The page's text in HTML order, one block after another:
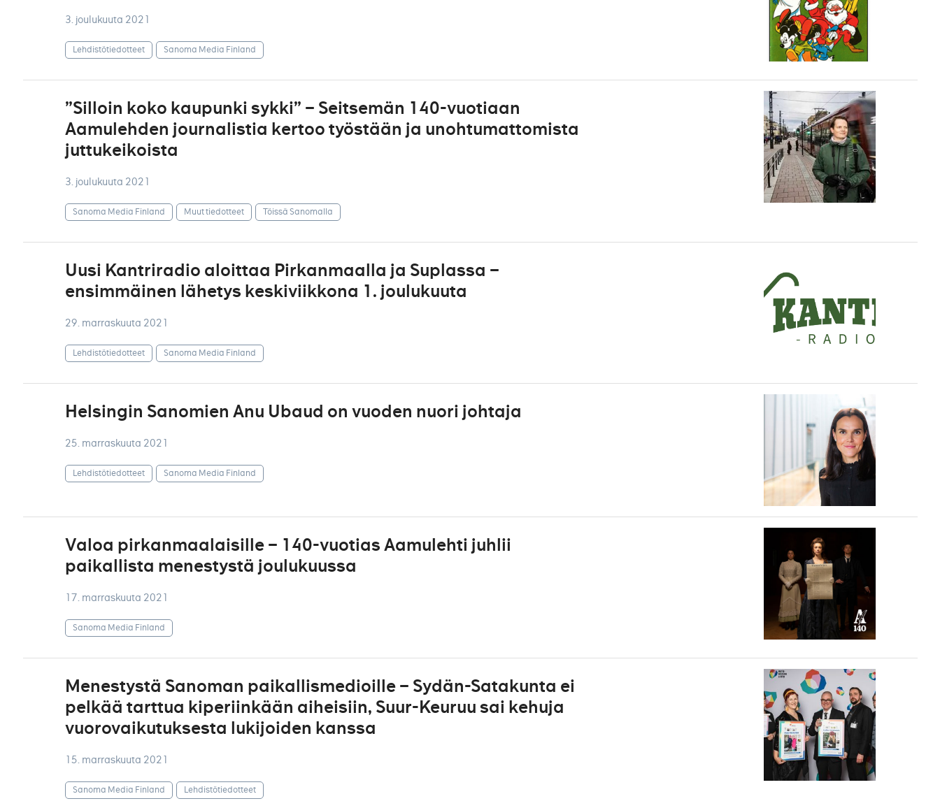
3. joulukuuta 2021
Lehdistötiedotteet Sanoma Media Finland
”Silloin koko kaupunki sykki” – Seitsemän 140-vuotiaan
Aamulehden journalistia kertoo työstään ja unohtumattomista
juttukeikoista
3. joulukuuta 2021
Sanoma Media Finland Muut tiedotteet Töissä Sanomalla
Uusi Kantriradio aloittaa Pirkanmaalla ja Suplassa –
ensimmäinen lähetys keskiviikkona 1. joulukuuta
29. marraskuuta 2021
Lehdistötiedotteet Sanoma Media Finland
Helsingin Sanomien Anu Ubaud on vuoden nuori johtaja
25. marraskuuta 2021
Lehdistötiedotteet Sanoma Media Finland
Valoa pirkanmaalaisille – 140-vuotias Aamulehti juhlii
paikallista menestystä joulukuussa
17. marraskuuta 2021
Sanoma Media Finland
Menestystä Sanoman paikallismedioille – Sydän-Satakunta ei
pelkää tarttua kiperiinkään aiheisiin, Suur-Keuruu sai kehuja
vuorovaikutuksesta lukijoiden kanssa
15. marraskuuta 2021
Sanoma Media Finland Lehdistötiedotteet